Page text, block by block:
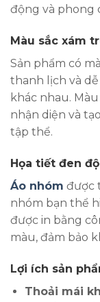
động và phong
Màu sắc xám
Sản phẩm có
thanh lịch và
khác nhau.
nhận diện và
tập thể.
Họa tiết đen
Áo nhóm được
nhóm bạn thể
được in bằng
màu, đảm bảo
Lợi ích sản
Thoải mái